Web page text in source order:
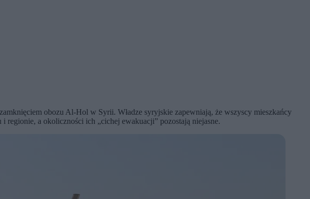
obozu Al-Hol w Syrii. Władze syryjskie zapewniają, że wszyscy mieszkańcy
regionie, a okoliczności ich „cichej ewakuacji” pozostają niejasne.